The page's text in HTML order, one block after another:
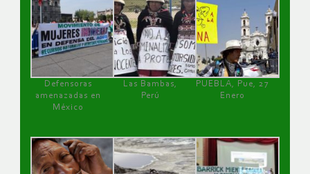
Defensoras
amenazadas en
México
Las Bambas,
Perú
PUEBLA, Pue, 27
Enero